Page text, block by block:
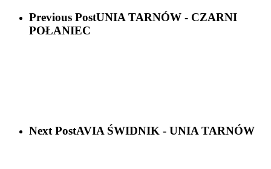
Previous PostUNIA TARNÓW - CZARNI
POŁANIEC
Next PostAVIA ŚWIDNIK - UNIA TARNÓW